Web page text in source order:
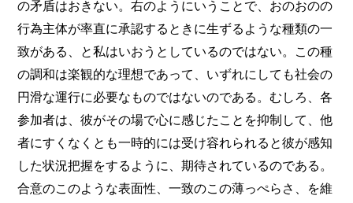
の矛盾はおきない。右のようにいうことで、おのおのの
行為主体が率直に承認するときに生ずるような種類の一
致がある、と私はいおうとしているのではない。この種
の調和は楽観的な理想であって、いずれにしても社会の
円滑な運行に必要なものではないのである。むしろ、各
参加者は、彼がその場で心に感じたことを抑制して、他
者にすくなくとも一時的には受け容れられると彼が感知
した状況把握をするように、期待されているのである。
合意のこのような表面性、一致のこの薄っぺらさ、を維